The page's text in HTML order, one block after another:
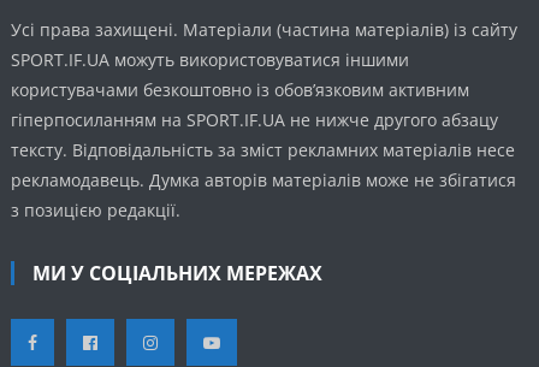
Усі права захищені. Матеріали (частина матеріалів) із сайту
SPORT.IF.UA можуть використовуватися іншими
користувачами безкоштовно із обов’язковим активним
гіперпосиланням на SPORT.IF.UA не нижче другого абзацу
тексту. Відповідальність за зміст рекламних матеріалів несе
рекламодавець. Думка авторів матеріалів може не збігатися
з позицією редакції.
МИ У СОЦІАЛЬНИХ МЕРЕЖАХ